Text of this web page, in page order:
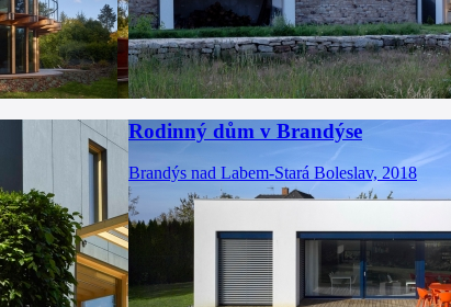
Rodinný dům v Brandýse
Brandýs nad Labem-Stará Boleslav, 2018